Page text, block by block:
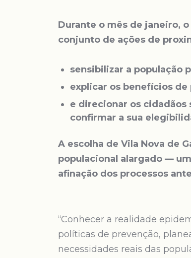
Durante o mês de janeiro, o
conjunto de ações de
sensibilizar a população
explicar os benefícios de
e direcionar os cidadãos
confirmar a sua
A escolha de Vila Nova de
populacional alargado —
afinação dos processos
“Conhecer a realidade
políticas de prevenção,
necessidades reais das